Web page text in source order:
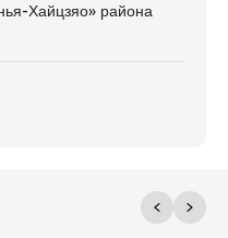
Хайцзяо» района